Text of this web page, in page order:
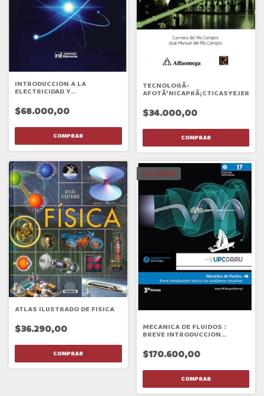
INTRODUCCION A LA
ELECTRICIDAD Y
$68.000,00
TECNOLOGÃ­
$34.000,00
ATLAS ILUSTRADO DE FISICA
$36.290,00
GRATIS
MECANICA DE FLUIDOS :
BREVE INTRODUCCION
RESUELTOS
$170.600,00